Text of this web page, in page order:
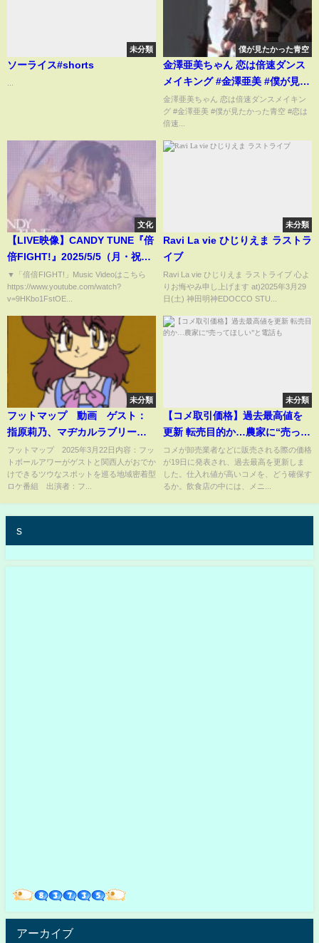
未分類
ソーライス#shorts
僕が見たかった青空
金澤亜美ちゃん 恋は倍速ダンス
メイキング #金澤亜美 #僕が見た
かった青空 #恋は倍速
https://vt.tiktok.com/
金澤亜美ちゃん 恋は倍速ダンスメイキン
グ #金澤亜美 #僕が見たかった青空 #恋は
倍速...
文化
【LIVE映像】CANDY TUNE『倍
倍FIGHT!』2025/5/5（月・祝）
『CANDY TUNE 2nd
ANNIVERSARY TOUR 2025』@
▼「倍倍FIGHT!」Music Videoはこちら
https://www.youtube.com/watch?
v=9HKbo1FstOE...
未分類
Ravi La vie ひじりえま ラストラ
イブ
Ravi La vie ひじりえま ラストライブ 心よ
りお悔やみ申し上げます at)2025年3月29
日(土) 神田明神EDOCCO STU...
未分類
フットマップ 動画 ゲスト：
指原莉乃、マヂカルラブリー 3
月22日
フットマップ 2025年3月22日内容：フッ
トボールアワーがゲストと関西人がおでか
けできるツウなスポットを巡る地域密着型
ロケ番組 出演者：フ...
未分類
【コメ取引価格】過去最高値を
更新 転売目的か…農家に“売って
ほしい”と電話も
コメが卸売業者などに販売される際の価格
が19日に発表され、過去最高を更新しま
した。仕入れ値が高いコメを、どう確保す
るか。飲食店の中には、メニ...
s
アーカイブ